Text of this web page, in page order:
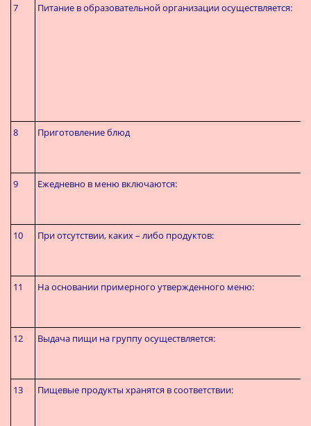
7 Питание в образовательной организации осуществляется:
8 Приготовление блюд
9 Ежедневно в меню включаются:
10 При отсутствии, каких – либо продуктов:
11 На основании примерного утвержденного меню:
12 Выдача пищи на группу осуществляется:
13 Пищевые продукты хранятся в соответствии: